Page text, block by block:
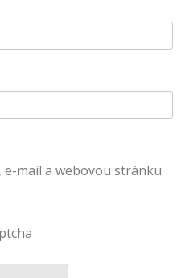
mail a webovou stránku